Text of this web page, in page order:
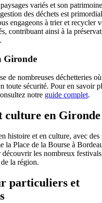
variés et son
des déchets est
engageons à trier et recycler
contribuant ainsi à la
Gironde
de nombreuses déchetteries
toute sécurité. Pour en savoir
notre guide complet.
culture en Gironde
histoire et en culture, avec des
la Place de la Bourse à
découvrir les nombreux festivals
la région.
particuliers et